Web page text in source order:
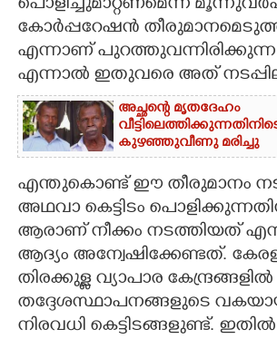
പൊളിച്ചുമാറ്റണമെന്ന്
കോർപ്പറേഷൻ
എന്നാണ് പുറത്തുവന്നിരിക്കുന്ന
എന്നാൽ ഇതുവരെ അത്
അച്ഛന്റെ മൃതദേഹം
കുഴഞ്ഞുവീണു മരിച്ചു
എന്തുകൊണ്ട് ഈ തീരുമാനം
അഥവാ കെട്ടിടം
ആരാണ് നീക്കം നടത്തിയത്
ആദ്യം അന്വേഷിക്കേണ്ടത്.
തിരക്കുള്ള വ്യാപാര കേന്ദ്രങ്ങളിൽ
തദ്ദേശസ്ഥാപനങ്ങളുടെ
നിരവധി കെട്ടിടങ്ങളുണ്ട്.